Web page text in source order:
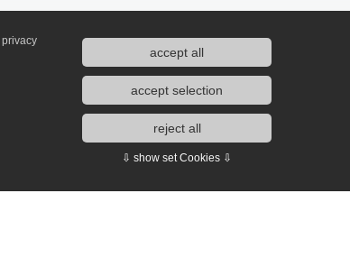
privacy
accept all
accept selection
reject all
⇩ show set Cookies ⇩